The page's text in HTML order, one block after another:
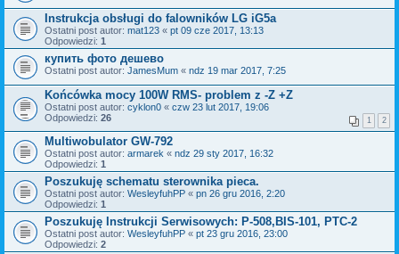
Instrukcja obsługi do falowników LG iG5a
Ostatni post autor: mat123 « pt 09 cze 2017, 13:13
Odpowiedzi: 1
купить фото дешево
Ostatni post autor: JamesMum « ndz 19 mar 2017, 7:25
Końcówka mocy 100W RMS- problem z -Z +Z
Ostatni post autor: cyklon0 « czw 23 lut 2017, 19:06
Odpowiedzi: 26 1 2
Multiwobulator GW-792
Ostatni post autor: armarek « ndz 29 sty 2017, 16:32
Odpowiedzi: 1
Poszukuję schematu sterownika pieca.
Ostatni post autor: WesleyfuhPP « pn 26 gru 2016, 2:20
Odpowiedzi: 1
Poszukuję Instrukcji Serwisowych: P-508,BIS-101, PTC-2
Ostatni post autor: WesleyfuhPP « pt 23 gru 2016, 23:00
Odpowiedzi: 2